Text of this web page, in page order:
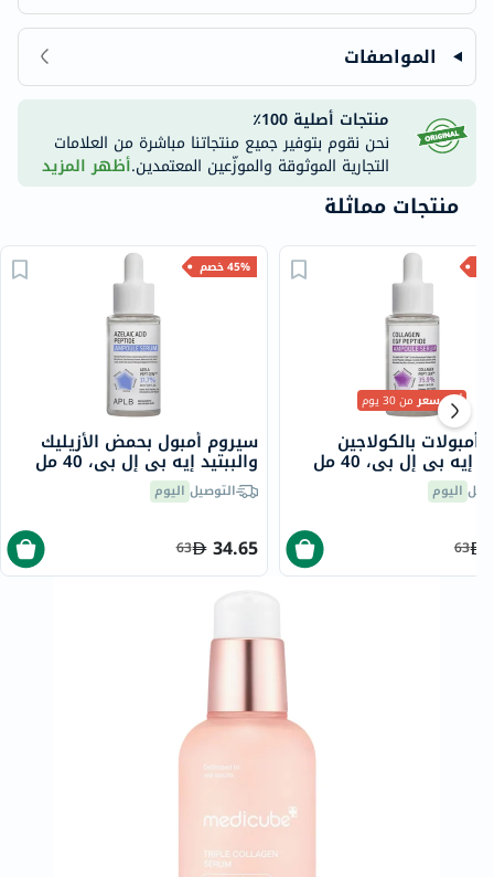
المواصفات
منتجات أصلية 100٪
نحن نقوم بتوفير جميع منتجاتنا مباشرة من العلامات
التجارية الموثوقة والموزّعين المعتمدين.أظهر المزيد
منتجات مماثلة
45% خصم
سيروم أمبول بحمض الأزيليك
والببتيد إيه بي إل بي، 40 مل
التوصيل اليوم
34.65
63
أقل سعرمن 30 يوم
بالكولاجين
إيه بي إل بي، 40 مل
اليوم
63